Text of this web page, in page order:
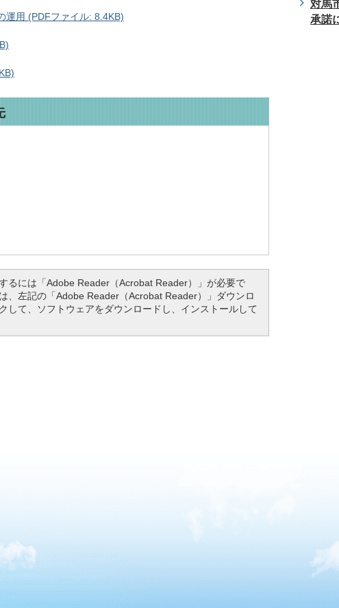
運用 (PDFファイル: 8.4KB)
るには「Adobe Reader（Acrobat Reader）」が必要で
、左記の「Adobe Reader（Acrobat Reader）」ダウンロ
して、ソフトウェアをダウンロードし、インストールして
対馬
承諾